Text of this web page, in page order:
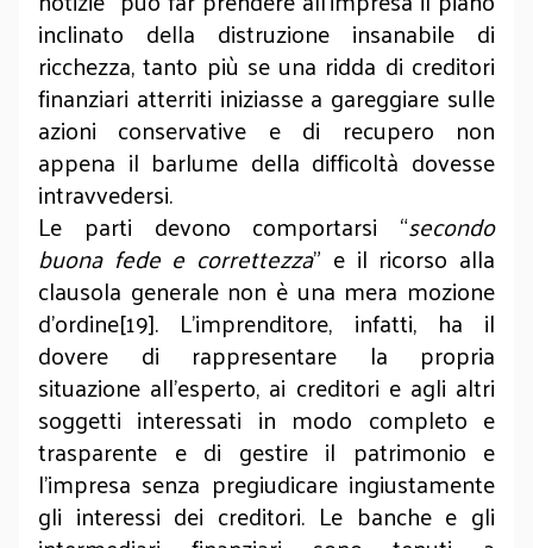
inclinato della distruzione insanabile di
ricchezza, tanto più se una ridda di creditori
finanziari atterriti iniziasse a gareggiare sulle
azioni conservative e di recupero non
appena il barlume della difficoltà dovesse
intravvedersi.
Le parti devono comportarsi “secondo
buona fede e correttezza” e il ricorso alla
clausola generale non è una mera mozione
d’ordine[19]. L’imprenditore, infatti, ha il
dovere di rappresentare la propria
situazione all’esperto, ai creditori e agli altri
soggetti interessati in modo completo e
trasparente e di gestire il patrimonio e
l’impresa senza pregiudicare ingiustamente
gli interessi dei creditori. Le banche e gli